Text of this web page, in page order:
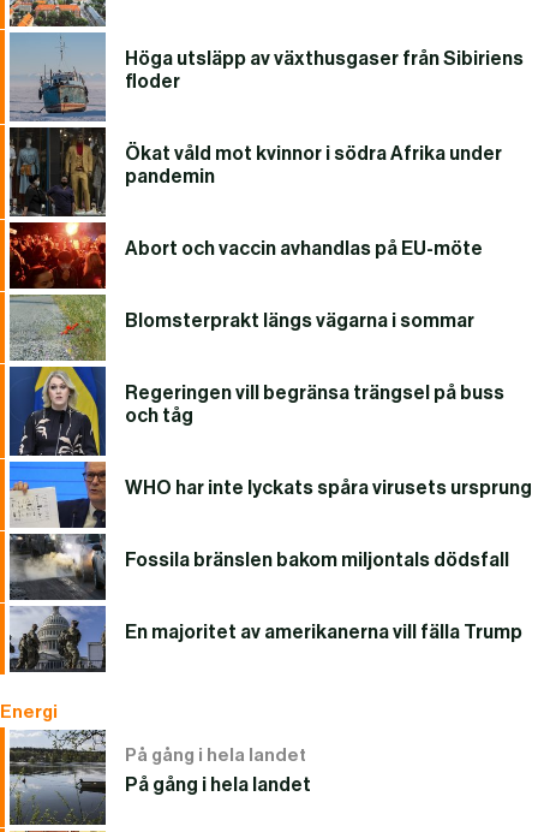
Höga utsläpp av växthusgaser från Sibiriens
floder
Ökat våld mot kvinnor i södra Afrika under
pandemin
Abort och vaccin avhandlas på EU-möte
Blomsterprakt längs vägarna i sommar
Regeringen vill begränsa trängsel på buss
och tåg
WHO har inte lyckats spåra virusets ursprung
Fossila bränslen bakom miljontals dödsfall
En majoritet av amerikanerna vill fälla Trump
Energi
På gång i hela landet
På gång i hela landet